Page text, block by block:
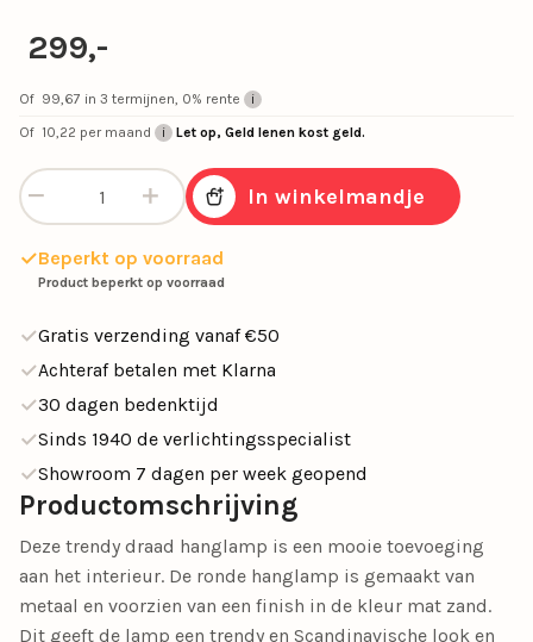
299,-
Of 99,67 in 3 termijnen, 0% rente
Of 10,22 per maand Let op, Geld lenen kost geld.
Hanglamp Wire 60cm zand aantal
In winkelmandje
Beperkt op voorraad
Product beperkt op voorraad
Gratis verzending vanaf €50
Achteraf betalen met Klarna
30 dagen bedenktijd
Sinds 1940 de verlichtingsspecialist
Showroom 7 dagen per week geopend
Productomschrijving
Deze trendy draad hanglamp is een mooie toevoeging
aan het interieur. De ronde hanglamp is gemaakt van
metaal en voorzien van een finish in de kleur mat zand.
Dit geeft de lamp een trendy en Scandinavische look en